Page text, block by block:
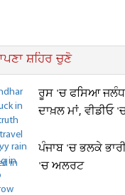
ਸ਼ਹਿਰ ਚੁਣੋ
ਰੂਸ 'ਚ ਫਸਿਆ
ਦਾਖ਼ਲ ਮਾਂ, ਵੀਡੀਓ
ਪੰਜਾਬ 'ਚ ਭਲਕੇ
'ਚ ਅਲਰਟ